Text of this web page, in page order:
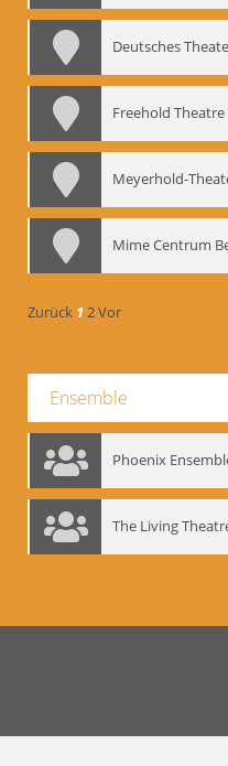
Deutsches
Freehold Theatre
Meyerhold-
Mime Centrum
Zurück 12Vor
Ensemble
Phoenix
The Living